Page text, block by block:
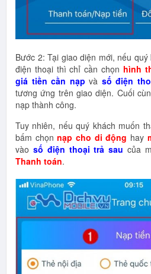
Bước 2: Tại giao diện mới, nếu
điện thoại thì chỉ cần chọn hình
giá tiền cần nạp và số điện
tương ứng trên giao diện. Cuối
nạp thành công.
Tuy nhiên, nếu quý khách muốn
bấm chọnnạp cho di động hay
vào số điện thoại trả sau của
Thanh toán.